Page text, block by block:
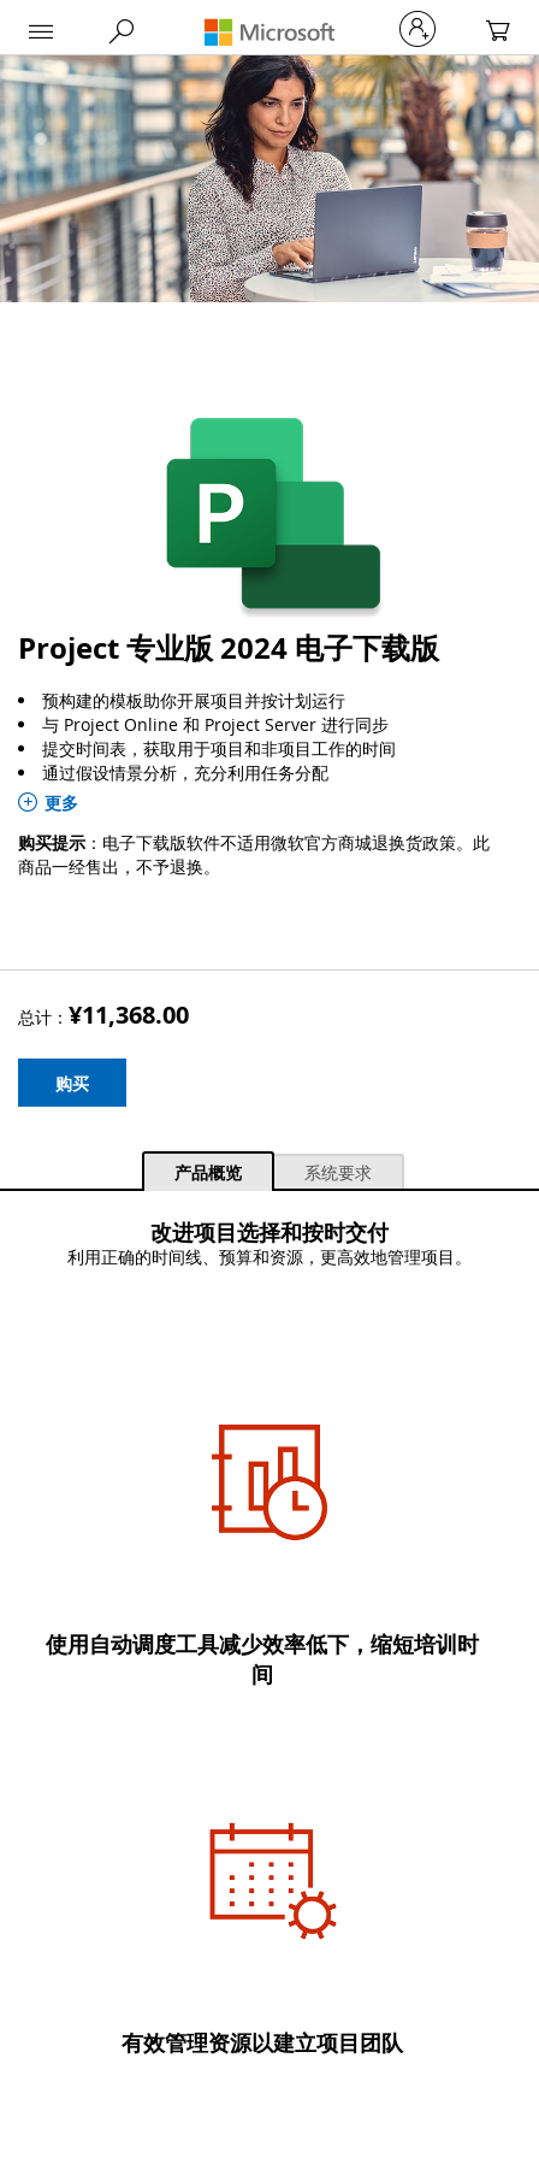
My
Project 专业版 2024 电子下载版
预构建的模板助你开展项目并按计划运行
与 Project Online 和 Project Server 进行同步
提交时间表，获取用于项目和非项目工作的时间
通过假设情景分析，充分利用任务分配
根据依赖关系自动填充开始和结束日期
许可适用于1台 Windows PC
支持长期服务渠道（LTSC）并与 Office LTSC 及 Office 2024 兼
更多
购买提示 ：电子下载版软件不适用微软官方商城退换货政策。此
商品一经售出，不予退换。
总计： ¥11,368.00
购买
产品概览 系统要求
改进项目选择和按时交付
利用正确的时间线、预算和资源，更高效地管理项目。
使用自动调度工具减少效率低下，缩短培训时
间
有效管理资源以建立项目团队